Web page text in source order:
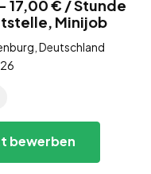
€ / Stunde
Minijob
Deutschland
bewerben